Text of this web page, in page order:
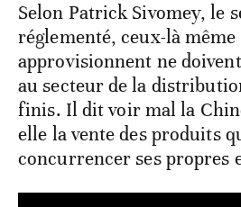
Selon Patrick Sivomey, le
réglementé, ceux-là
approvisionnent ne
au secteur de la
finis. Il dit voir mal la
elle la vente des produits
concurrencer ses propres